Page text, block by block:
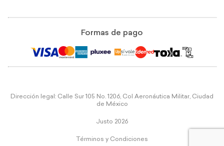
Formas de pago
Dirección legal: Calle Sur 105 No. 1206, Col Aeronáutica Militar, Ciudad
de México
Justo 2026
Términos y Condiciones